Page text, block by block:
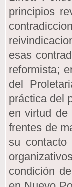
principios
esas
reformista;
del
práctica del
en virtud de
frentes de
su
condición